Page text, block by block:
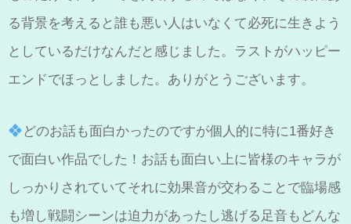
る背景を考えると誰も悪い人はいなくて必死に生きよう
としているだけなんだと感じました。ラストがハッピー
エンドでほっとしました。ありがとうございます。
どのお話も面白かったのですが個人的に特に1番好き
で面白い作品でした！お話も面白い上に皆様のキャラが
しっかりされていてそれに効果音が交わることで臨場感
も増し戦闘シーンは迫力があったし逃げる足音もどんな